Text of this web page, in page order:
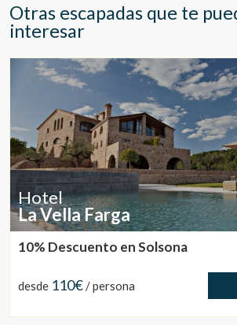
Otras escapadas que te
interesar
Hotel
La Vella Farga
10% Descuento en Solsona
desde 110€/ persona